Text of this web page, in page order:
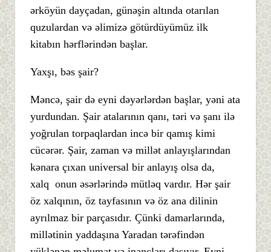
ərköyün dayçadan, günəşin altında otarılan
quzulardan və əlimizə götürdüyümüz ilk
kitabın hərflərindən başlar.
Yaxşı, bəs şair?
Məncə, şair də eyni dəyərlərdən başlar, yəni ata
yurdundan. Şair atalarının qanı, təri və şanı ilə
yoğrulan torpaqlardan incə bir qamış kimi
cücərər. Şair, zaman və millət anlayışlarından
kənara çıxan universal bir anlayış olsa da,
xalq onun əsərlərində mütləq vardır. Hər şair
öz xalqının, öz tayfasının və öz ana dilinin
ayrılmaz bir parçasıdır. Çünki damarlarında,
millətinin yaddaşına Yaradan tərəfindən